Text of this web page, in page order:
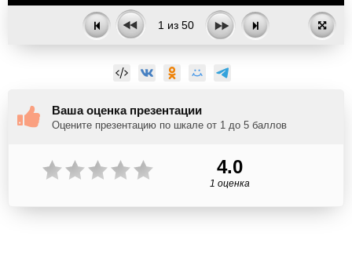
1 из 50
Ваша оценка презентации
Оцените презентацию по шкале от 1 до 5 баллов
4.0
1 оценка